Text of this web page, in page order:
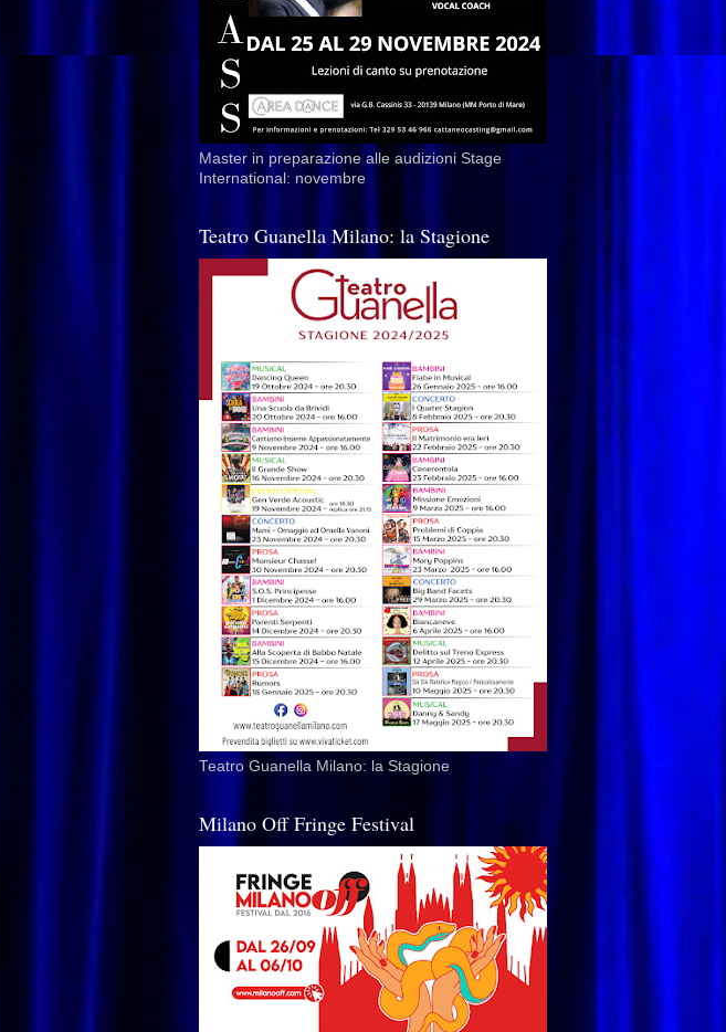
Master in preparazione alle audizioni Stage
International: novembre
Teatro Guanella Milano: la Stagione
Teatro Guanella Milano: la Stagione
Milano Off Fringe Festival